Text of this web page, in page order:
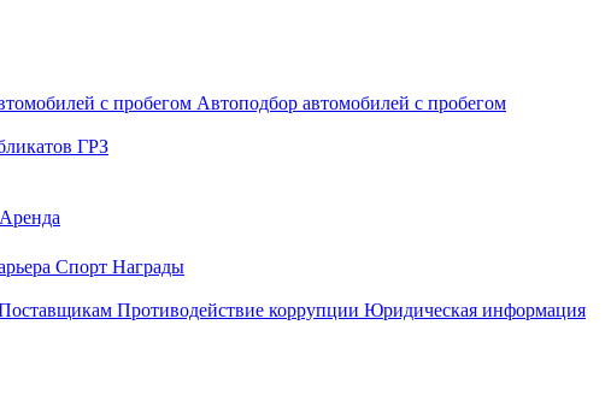
с пробегом Автоподбор автомобилей с пробегом
ГРЗ
Аренда
Спорт Награды
Противодействие коррупции Юридическая информация